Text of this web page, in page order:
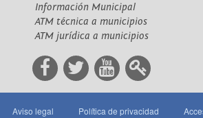
Información Municipal
ATM técnica a municipios
ATM jurídica a municipios
Aviso legal Política de privacidad